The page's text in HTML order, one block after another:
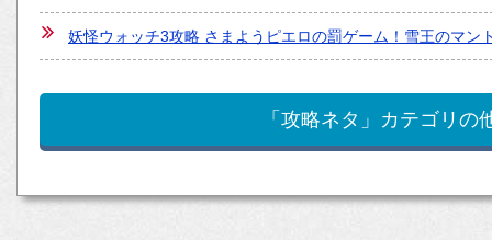
妖怪ウォッチ3攻略 さまようピエロの罰ゲーム！雪王のマン
「攻略ネタ」カテゴリの